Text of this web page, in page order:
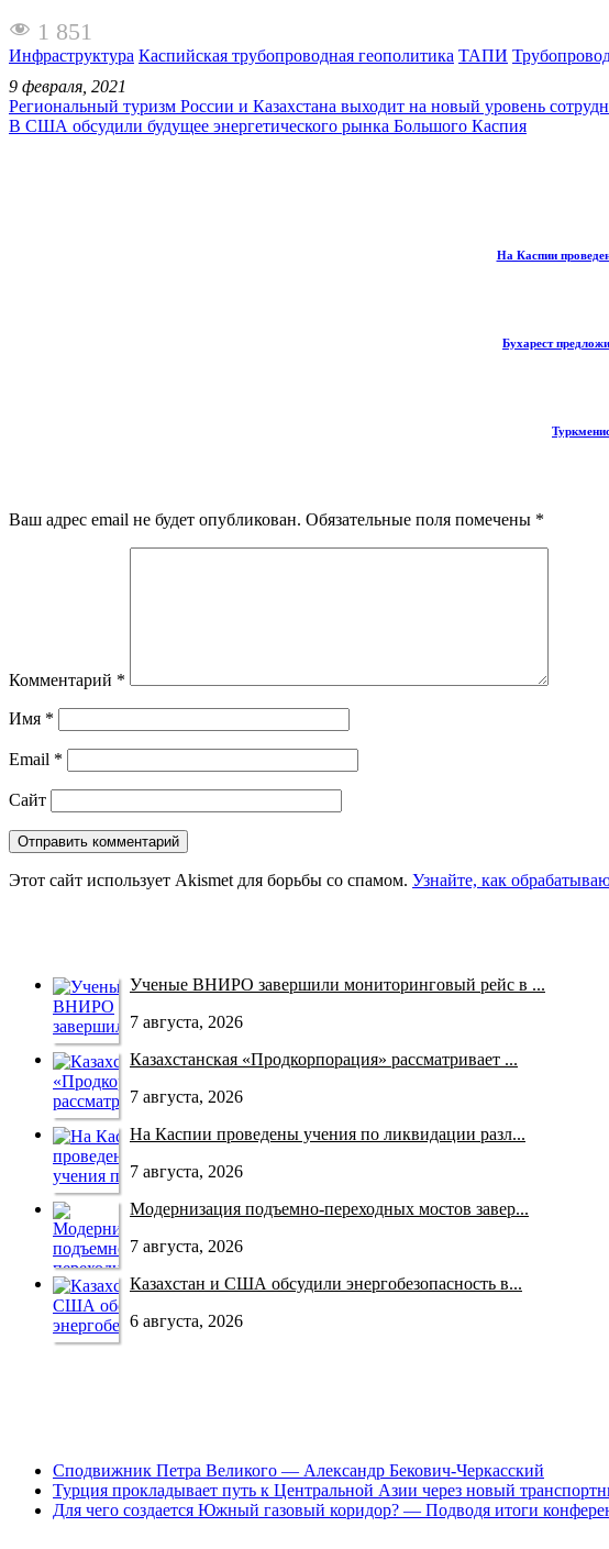
1 851
Инфраструктура Каспийская трубопроводная геополитика ТАПИ
9 февраля, 2021
Региональный туризм России и Казахстана выходит на новый уровень
В США обсудили будущее энергетического рынка Большого Каспия
На Каспии
Бухарест
Ваш адрес email не будет опубликован. Обязательные поля помечены *
Комментарий *
Имя *
Email *
Сайт
Этот сайт использует Akismet для борьбы со спамом. Узнайте, как
Ученые ВНИРО завершили мониторинговый рейс в ...
7 августа, 2026
Казахстанская «Продкорпорация» рассматривает ...
7 августа, 2026
На Каспии проведены учения по ликвидации разл...
7 августа, 2026
Модернизация подъемно-переходных мостов завер...
7 августа, 2026
Казахстан и США обсудили энергобезопасность в...
6 августа, 2026
Сподвижник Петра Великого — Александр Бекович-Черкасский
Турция прокладывает путь к Центральной Азии через новый
Для чего создается Южный газовый коридор? — Подводя итоги